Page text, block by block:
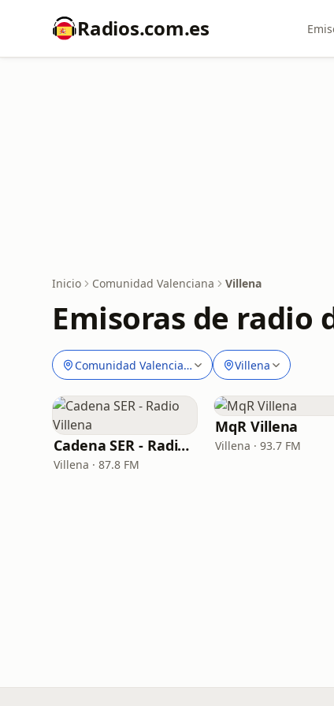
Radios.com.es
Inicio Comunidad Valenciana Villena
Emisoras de radio
Comunidad Valenciana Villena
Cadena SER - Radio Villena
Villena · 87.8 FM
MqR Villena
Villena · 93.7 FM